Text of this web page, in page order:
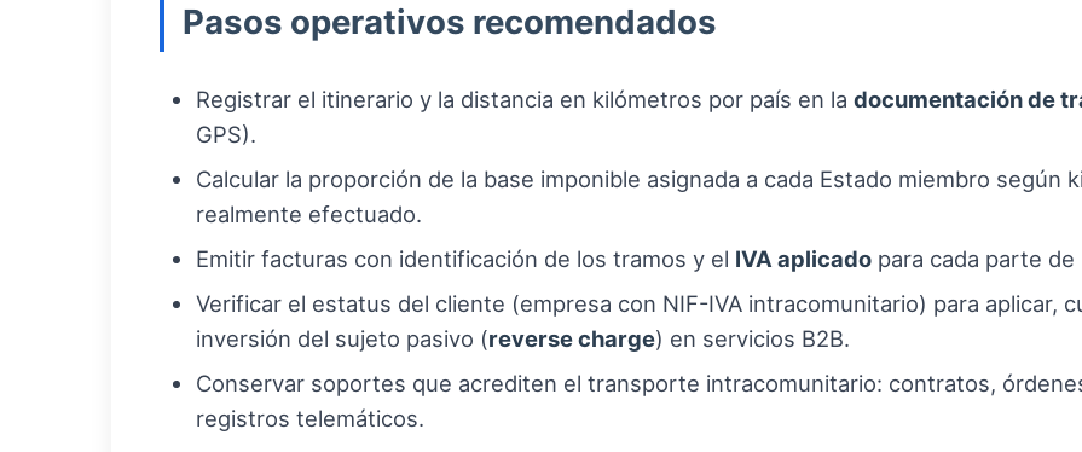
Pasos operativos recomendados
Registrar el itinerario y la distancia en kilómetros por país en la documentación de
GPS).
Calcular la proporción de la base imponible asignada a cada Estado miembro
realmente efectuado.
Emitir facturas con identificación de los tramos y el IVA aplicado para cada parte
Verificar el estatus del cliente (empresa con NIF-IVA intracomunitario) para aplicar,
inversión del sujeto pasivo (reverse charge) en servicios B2B.
Conservar soportes que acrediten el transporte intracomunitario: contratos,
registros telemáticos.